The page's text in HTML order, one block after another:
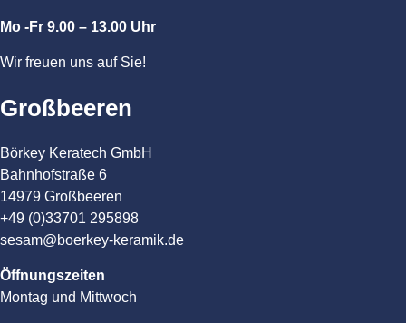
Mo -Fr 9.00 – 13.00 Uhr
Wir freuen uns auf Sie!
Großbeeren
Börkey Keratech GmbH
Bahnhofstraße 6
14979 Großbeeren
+49 (0)33701 295898
sesam@boerkey-keramik.de
Öffnungszeiten
Montag und Mittwoch